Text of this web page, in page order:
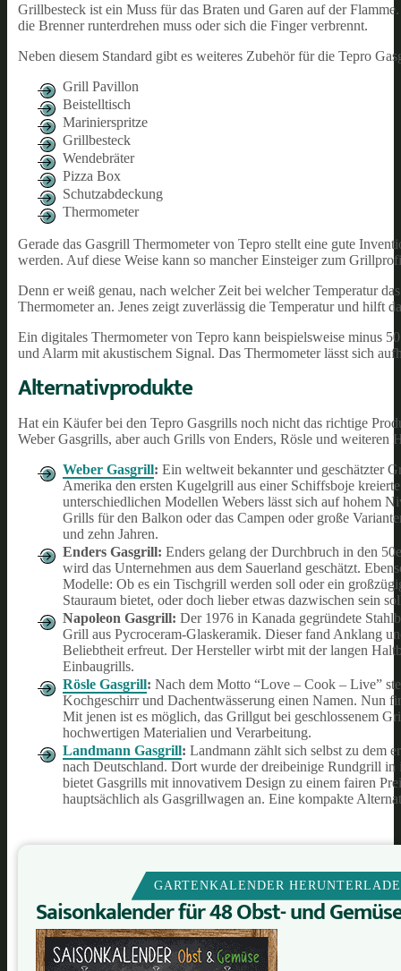
Grillbesteck ist ein Muss für das Braten und Garen auf der
die Brenner runterdrehen muss oder sich die Finger verbrennt.
Neben diesem Standard gibt es weiteres Zubehör für die Tepro
Grill Pavillon
Beistelltisch
Marinierspritze
Grillbesteck
Wendebräter
Pizza Box
Schutzabdeckung
Thermometer
Gerade das Gasgrill Thermometer von Tepro stellt eine gute
werden. Auf diese Weise kann so mancher Einsteiger zum
Denn er weiß genau, nach welcher Zeit bei welcher Temperatur
Thermometer an. Jenes zeigt zuverlässig die Temperatur und hilft
Ein digitales Thermometer von Tepro kann beispielsweise minus
und Alarm mit akustischem Signal. Das Thermometer lässt sich
Alternativprodukte
Hat ein Käufer bei den Tepro Gasgrills noch nicht das richtige
Weber Gasgrills, aber auch Grills von Enders, Rösle und
Weber Gasgrill: Ein weltweit bekannter und geschätzter
Amerika den ersten Kugelgrill aus einer Schiffsboje
unterschiedlichen Modellen Webers lässt sich auf hohem
Grills für den Balkon oder das Campen oder große
und zehn Jahren.
Enders Gasgrill: Enders gelang der Durchbruch in den
wird das Unternehmen aus dem Sauerland geschätzt.
Modelle: Ob es ein Tischgrill werden soll oder ein
Stauraum bietet, oder doch lieber etwas dazwischen sein
Napoleon Gasgrill: Der 1976 in Kanada gegründete
Grill aus Pycroceram-Glaskeramik. Dieser fand Anklang
Beliebtheit erfreut. Der Hersteller wirbt mit der langen
Einbaugrills.
Rösle Gasgrill: Nach dem Motto “Love – Cook – Live”
Kochgeschirr und Dachentwässerung einen Namen. Nun
Mit jenen ist es möglich, das Grillgut bei geschlossenem
hochwertigen Materialien und Verarbeitung.
Landmann Gasgrill: Landmann zählt sich selbst zu dem
nach Deutschland. Dort wurde der dreibeinige Rundgrill
bietet Gasgrills mit innovativem Design zu einem fairen
hauptsächlich als Gasgrillwagen an. Eine kompakte
GARTENKALENDER
Saisonkalender für 48 Obst- und